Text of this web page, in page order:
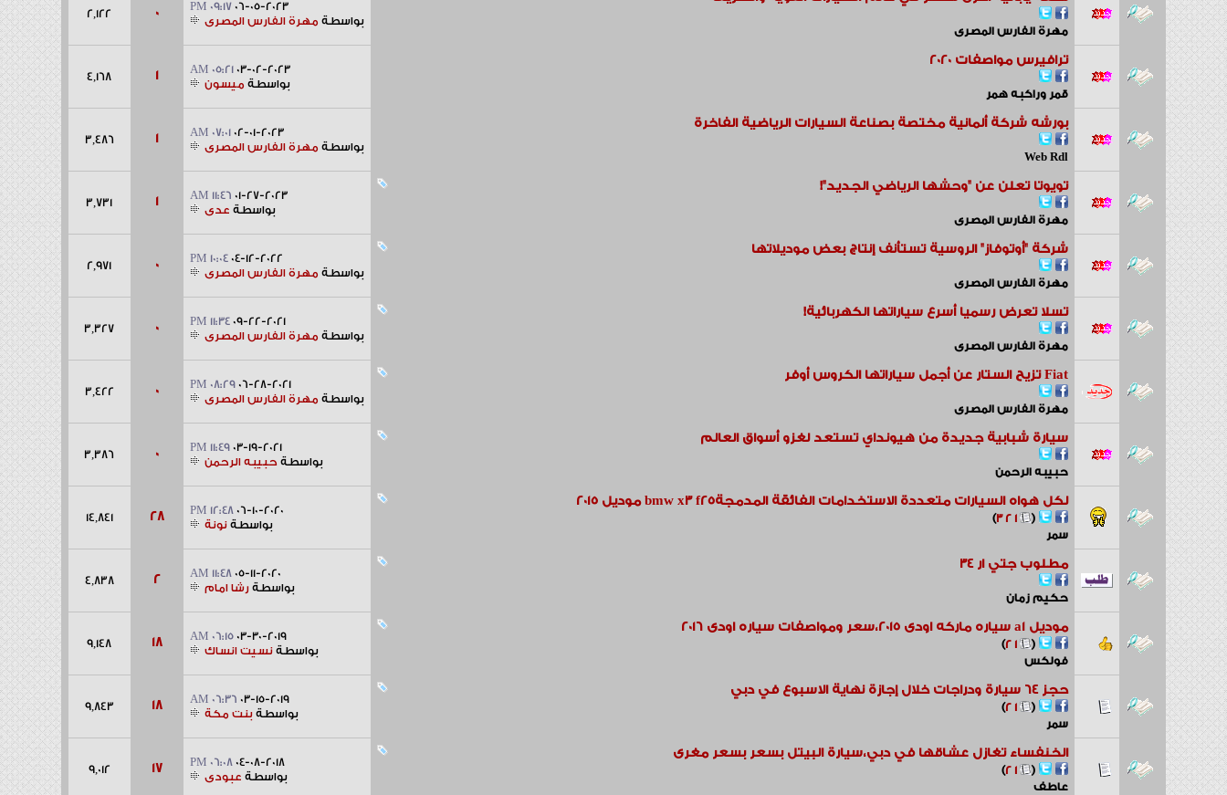
مهرة الفارس المصرى
06-05-2023
09:17 PM
بواسطة مهرة الفارس المصرى
0
2,122
ترافيرس مواصفات 2020
قمر وراكبه همر
03-02-2023
05:21 AM
بواسطة ميسون
1
4,168
بورشه شركة ألمانية مختصة بصناعة السيارات الرياضية الفاخرة
Web Rdl
02-01-2023
07:01 AM
بواسطة مهرة الفارس المصرى
1
3,486
تويوتا تعلن عن "وحشها الرياضي الجديد"!
مهرة الفارس المصرى
01-27-2023
11:46 AM
بواسطة عدى
1
3,731
شركة "أوتوفاز" الروسية تستأنف إنتاج بعض موديلاتها
مهرة الفارس المصرى
04-12-2022
10:04 PM
بواسطة مهرة الفارس المصرى
0
2,971
تسلا تعرض رسميا أسرع سياراتها الكهربائية!
مهرة الفارس المصرى
09-22-2021
11:34 PM
بواسطة مهرة الفارس المصرى
0
3,327
Fiat تزيح الستار عن أجمل سياراتها الكروس أوفر
مهرة الفارس المصرى
06-28-2021
08:29 PM
بواسطة مهرة الفارس المصرى
0
3,422
سيارة شبابية جديدة من هيونداي تستعد لغزو أسواق العالم
حبيبه الرحمن
03-19-2021
11:49 PM
بواسطةحبيبه الرحمن
0
3,386
لكل هواه السيارات متعددة الاستخدامات الفائقة المدمجةbmw x3 f25 موديل 2015
‏
(
1
2
3
)
سمر
06-10-2020
12:48 PM
بواسطةنونة
28
14,841
مطلوب جتي ار 34
حكيم زمان
05-11-2020
11:48 AM
بواسطةرشا امام
2
4,838
موديل a1 سياره ماركه اودى 2015،سعر ومواصفات سياره اودى 2016
‏
(
1
2
)
فولكس
03-30-2019
06:15 AM
بواسطةنسيت انساك
18
9,148
حجز 64 سيارة ودراجات خلال إجازة نهاية الاسبوع في دبي
‏
(
1
2
)
سمر
03-15-2019
06:36 AM
بواسطةبنت مكة
18
9,843
الخنفساء تغازل عشاقها في دبي،سيارة البيتل بسعر بسعر مغرى
‏
(
1
2
)
عاطف
04-08-2018
06:08 PM
بواسطة عبودى
17
9,012